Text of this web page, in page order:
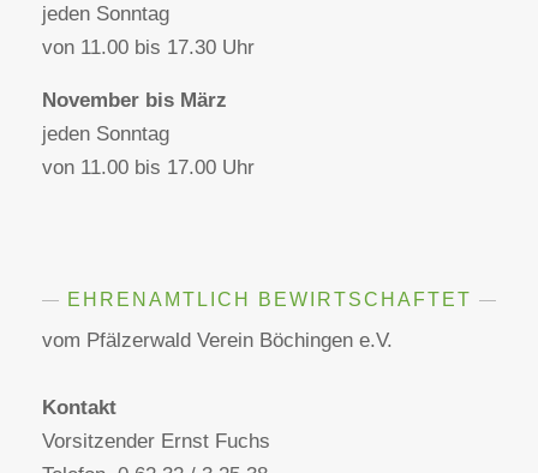
jeden Sonntag
von 11.00 bis 17.30 Uhr
November bis März
jeden Sonntag
von 11.00 bis 17.00 Uhr
EHRENAMTLICH BEWIRTSCHAFTET
vom Pfälzerwald Verein Böchingen e.V.
Kontakt
Vorsitzender Ernst Fuchs